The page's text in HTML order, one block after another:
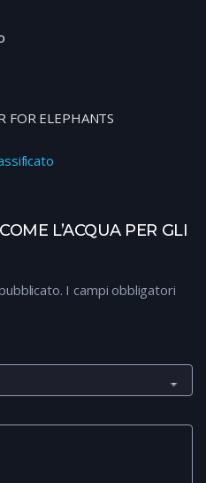
FOR ELEPHANTS
L’ACQUA PER GLI
I campi obbligatori